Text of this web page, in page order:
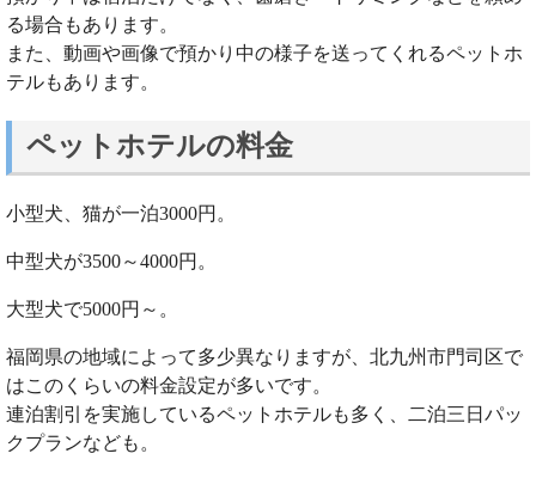
る場合もあります。
また、動画や画像で預かり中の様子を送ってくれるペットホ
テルもあります。
ペットホテルの料金
小型犬、猫が一泊3000円。
中型犬が3500～4000円。
大型犬で5000円～。
福岡県の地域によって多少異なりますが、北九州市門司区で
はこのくらいの料金設定が多いです。
連泊割引を実施しているペットホテルも多く、二泊三日パッ
クプランなども。